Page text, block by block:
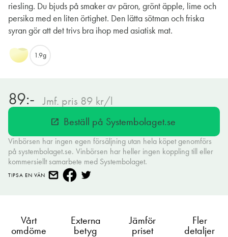
riesling. Du bjuds på smaker av päron, grönt äpple, lime och
persika med en liten örtighet. Den lätta sötman och friska
syran gör att det trivs bra ihop med asiatisk mat.
1.9g
89:- Jmf. pris 89 kr/l
open_in_new Beställ på Systembolaget.se
Vinbörsen har ingen egen försäljning utan hela köpet genomförs
på systembolaget.se. Vinbörsen har heller ingen koppling till eller
kommersiellt samarbete med Systembolaget.
TIPSA EN VÄN
Vårt
omdöme
Externa
betyg
Jämför
priset
Fler
detaljer